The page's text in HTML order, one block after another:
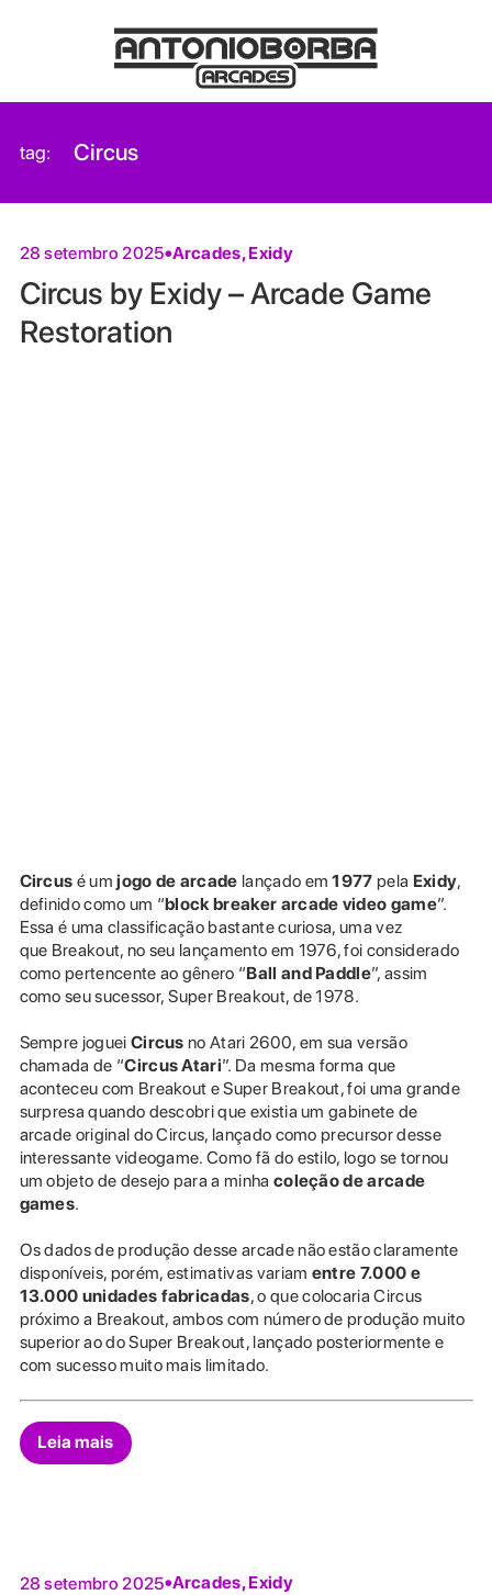
tag: Circus
28 setembro 2025 Arcades,Exidy
Circus by Exidy – Arcade Game
Restoration
Circus é umjogo de arcade lançado em1977 pela Exidy,
definido como um “block breaker arcade video game”.
Essa é uma classificação bastante curiosa, uma vez
que Breakout, no seu lançamento em 1976, foi considerado
como pertencente ao gênero “Ball and Paddle”, assim
como seu sucessor, Super Breakout, de 1978.
Sempre joguei Circus no Atari 2600, em sua versão
chamada de “Circus Atari”. Da mesma forma que
aconteceu com Breakout e Super Breakout, foi uma grande
surpresa quando descobri que existia um gabinete de
arcade original do Circus, lançado como precursor desse
interessante videogame. Como fã do estilo, logo se tornou
um objeto de desejo para a minha coleção de arcade
games.
Os dados de produção desse arcade não estão claramente
disponíveis, porém, estimativas variam entre 7.000 e
13.000 unidades fabricadas, o que colocaria Circus
próximo a Breakout, ambos com número de produção muito
superior ao do Super Breakout, lançado posteriormente e
com sucesso muito mais limitado.
Leia mais
28 setembro 2025 Arcades,Exidy